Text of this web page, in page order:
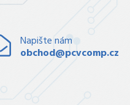
Napište nám
obchod@pcvcomp.cz